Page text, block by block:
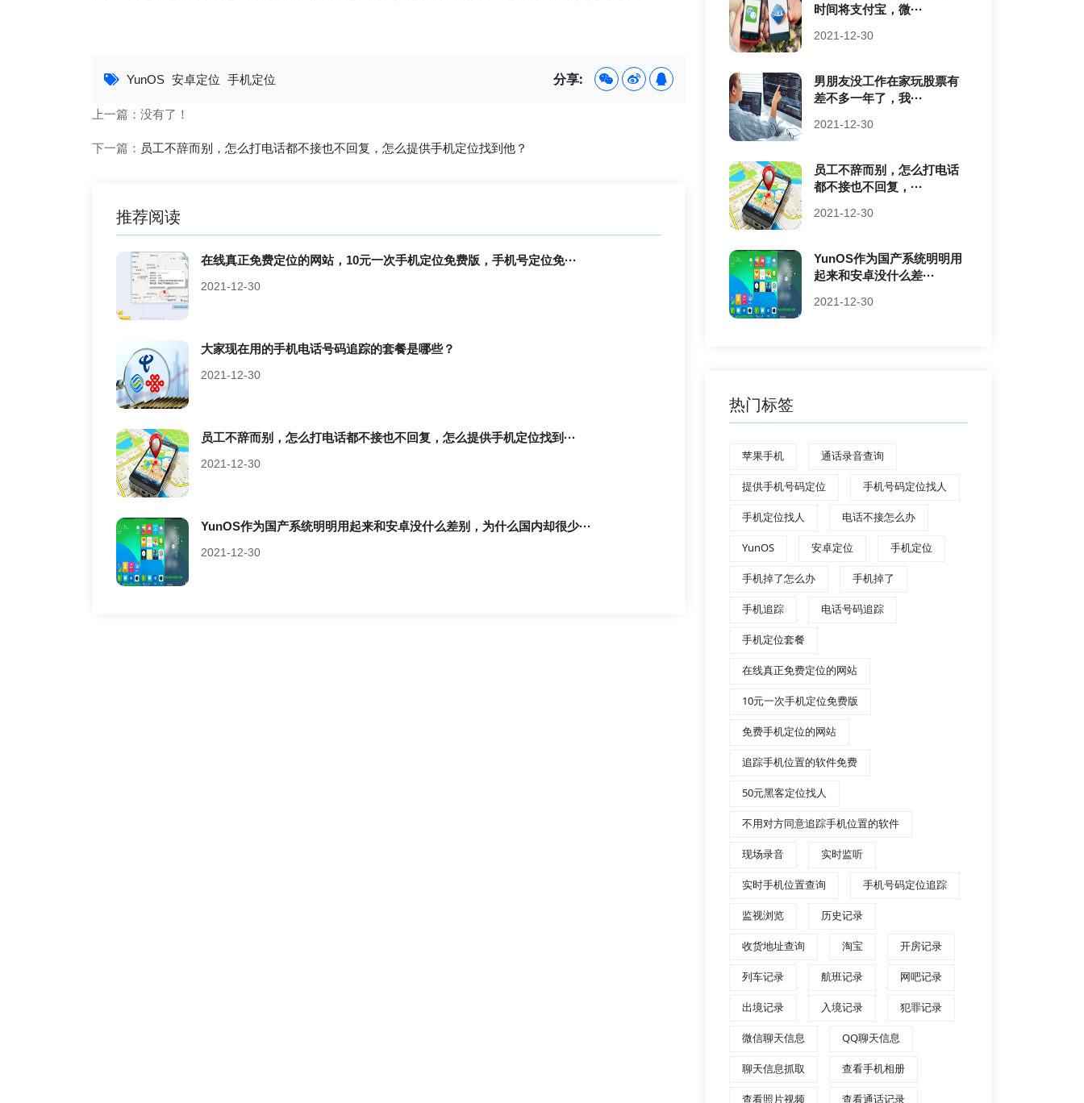
YunOS 安卓定位 手机定位 分享:
上一篇：没有了！
下一篇： 员工不辞而别，怎么打电话都不接也不回复，怎么提供手机定位找到他？
推荐阅读
在线真正免费定位的网站，10元一次手机定位免费版，手机号定位免···
2021-12-30
大家现在用的手机电话号码追踪的套餐是哪些？
2021-12-30
员工不辞而别，怎么打电话都不接也不回复，怎么提供手机定位找到···
2021-12-30
YunOS作为国产系统明明用起来和安卓没什么差别，为什么国内却很少···
2021-12-30
时间将支付宝，微···
2021-12-30
男朋友没工作在家玩股票有
差不多一年了，我···
2021-12-30
员工不辞而别，怎么打电话
都不接也不回复，···
2021-12-30
YunOS作为国产系统明明用
起来和安卓没什么差···
2021-12-30
热门标签
苹果手机 通话录音查询
提供手机号码定位 手机号码定位找人
手机定位找人 电话不接怎么办
YunOS 安卓定位 手机定位
手机掉了怎么办 手机掉了
手机追踪 电话号码追踪
手机定位套餐
在线真正免费定位的网站
10元一次手机定位免费版
免费手机定位的网站
追踪手机位置的软件免费
50元黑客定位找人
不用对方同意追踪手机位置的软件
现场录音 实时监听
实时手机位置查询 手机号码定位追踪
监视浏览 历史记录
收货地址查询 淘宝 开房记录
列车记录 航班记录 网吧记录
出境记录 入境记录 犯罪记录
微信聊天信息 QQ聊天信息
聊天信息抓取 查看手机相册
查看照片视频 查看通话记录